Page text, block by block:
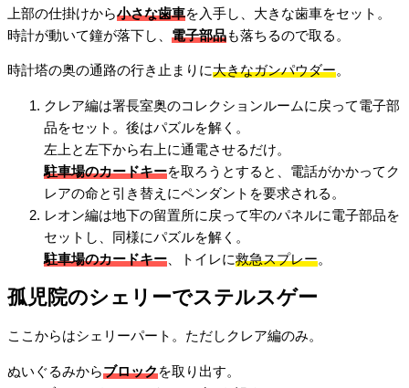
上部の仕掛けから小さな歯車を入手し、大きな歯車をセット。
時計が動いて鐘が落下し、 電子部品も落ちるので取る。
時計塔の奥の通路の行き止まりに大きなガンパウダー。
クレア編は署長室奥のコレクションルームに戻って電子部
品をセット。後はパズルを解く。
左上と左下から右上に通電させるだけ。
駐車場のカードキーを取ろうとすると、電話がかかってク
レアの命と引き替えにペンダントを要求される。
レオン編は地下の留置所に戻って牢のパネルに電子部品を
セットし、同様にパズルを解く。
駐車場のカードキー 、トイレに救急スプレー。
孤児院のシェリーでステルスゲー
ここからはシェリーパート。ただしクレア編のみ。
ぬいぐるみからブロックを取り出す。